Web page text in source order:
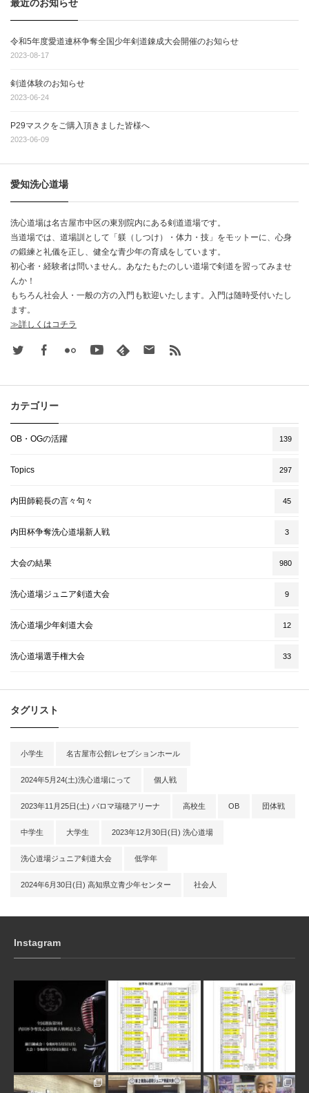
最近のお知らせ
令和5年度愛道連杯争奪全国少年剣道錬成大会開催のお知らせ
2023-08-17
剣道体験のお知らせ
2023-06-24
P29マスクをご購入頂きました皆様へ
2023-06-09
愛知洗心道場
洗心道場は名古屋市中区の東別院内にある剣道道場です。
当道場では、道場訓として「躾（しつけ）・体力・技」をモットーに、心身
の鍛練と礼儀を正し、健全な青少年の育成をしています。
初心者・経験者は問いません。あなたもたのしい道場で剣道を習ってみませ
んか！
もちろん社会人・一般の方の入門も歓迎いたします。入門は随時受付いたし
ます。
≫詳しくはコチラ
Twitter FacebookFlickr Youtube feedly Contact
カテゴリー
OB・OGの活躍 139
Topics 297
内田師範長の言々句々 45
内田杯争奪洗心道場新人戦 3
大会の結果 980
洗心道場ジュニア剣道大会 9
洗心道場少年剣道大会 12
洗心道場選手権大会 33
タグリスト
小学生 名古屋市公館レセプションホール
2024年5月24(土)洗心道場にって 個人戦
2023年11月25日(土) パロマ瑞穂アリーナ 高校生 OB 団体戦
中学生 大学生 2023年12月30日(日) 洗心道場
洗心道場ジュニア剣道大会 低学年
2024年6月30日(日) 高知県立青少年センター 社会人
Instagram
1月 31 1月 31
1月 30 1月 30 1月 28